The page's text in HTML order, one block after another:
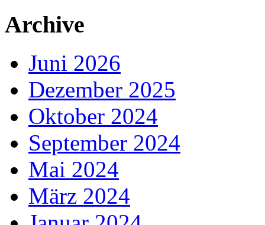
Archive
Juni 2026
Dezember 2025
Oktober 2024
September 2024
Mai 2024
März 2024